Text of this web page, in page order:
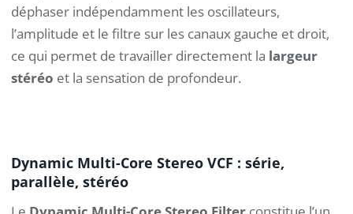
déphaser indépendamment les oscillateurs,
l’amplitude et le filtre sur les canaux gauche et droit,
ce qui permet de travailler directement la largeur
stéréo et la sensation de profondeur.
Dynamic Multi-Core Stereo VCF : série,
parallèle, stéréo